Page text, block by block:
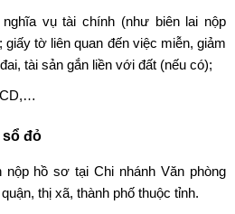
vụ tài chính (như biên lai nộp
tờ liên quan đến việc miễn, giảm
tài sản gắn liền với đất (nếu có);
sổ đỏ
nộp hồ sơ tại Chi nhánh Văn phòng
thị xã, thành phố thuộc tỉnh.